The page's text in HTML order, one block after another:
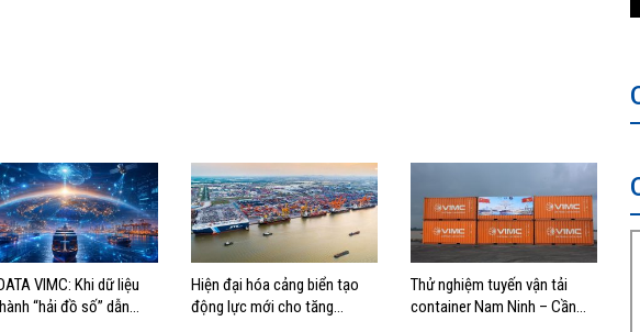
VIMC: Khi dữ liệu
“hải đồ số” dẫn
Hiện đại hóa cảng biển tạo
động lực mới cho tăng
Thử nghiệm tuyến vận tải
container Nam Ninh – Cần